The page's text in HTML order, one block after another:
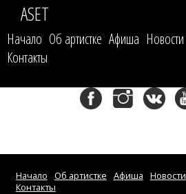
ASET
Начало Об артистке Афиша Новости
Контакты
Начало Об артистке Афиша Новости
Контакты